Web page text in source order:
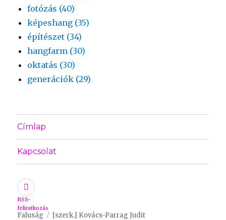
fotózás (40)
képeshang (35)
építészet (34)
hangfarm (30)
oktatás (30)
generációk (29)
Címlap
Kapcsolat
RSS-
feliratkozás
Faluság [szerk.] Kovács-Parrag Judit